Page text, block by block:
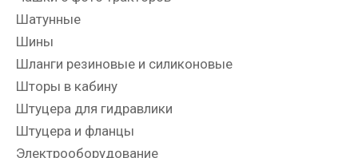
Шатунные
Шины
Шланги резиновые и силиконовые
Шторы в кабину
Штуцера для гидравлики
Штуцера и фланцы
Электрооборудование